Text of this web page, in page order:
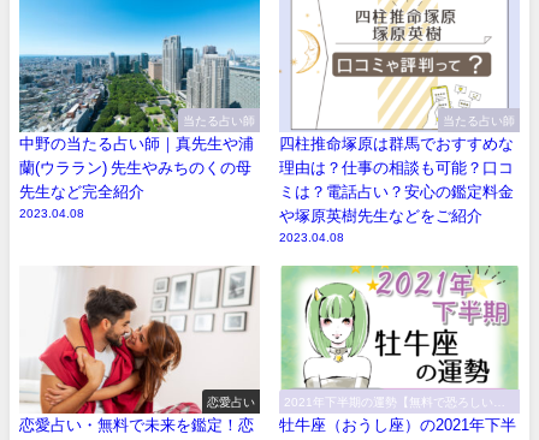
当たる占い師
中野の当たる占い師｜真先生や浦
蘭(ウララン) 先生やみちのくの母
先生など完全紹介
2023.04.08
当たる占い師
四柱推命塚原は群馬でおすすめな
理由は？仕事の相談も可能？口コ
ミは？電話占い？安心の鑑定料金
や塚原英樹先生などをご紹介
2023.04.08
恋愛占い
恋愛占い・無料で未来を鑑定！恋
2021年下半期の運勢【無料で恐ろしい程
当たる！】
牡牛座（おうし座）の2021年下半